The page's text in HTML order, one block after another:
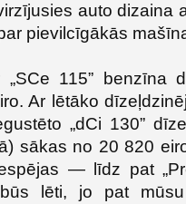
auto dizaina
pievilcīgākās
„SCe 115” benzīna
Ar lētāko
„dCi 130”
sākas no 20 820
— līdz pat
lēti, jo pat